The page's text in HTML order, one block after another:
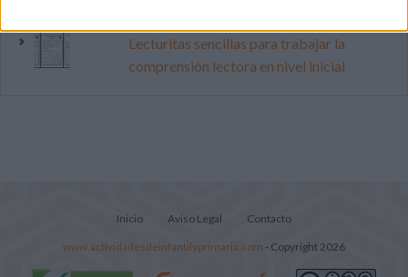
Lecturitas sencillas para trabajar la
comprensión lectora en nivel inicial
Inicio Aviso Legal Contacto
www.actividadesdeinfantilyprimaria.com - Copyright 2026